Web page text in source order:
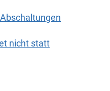
nicht statt